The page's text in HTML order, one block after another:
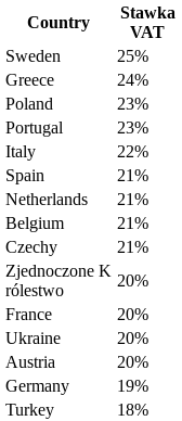
Country
Stawka
VAT
Sweden
25%
Greece
24%
Poland
23%
Portugal
23%
Italy
22%
Spain
21%
Netherlands
21%
Belgium
21%
Czechy
21%
Zjednoczone K
rólestwo
20%
France
20%
Ukraine
20%
Austria
20%
Germany
19%
Turkey
18%